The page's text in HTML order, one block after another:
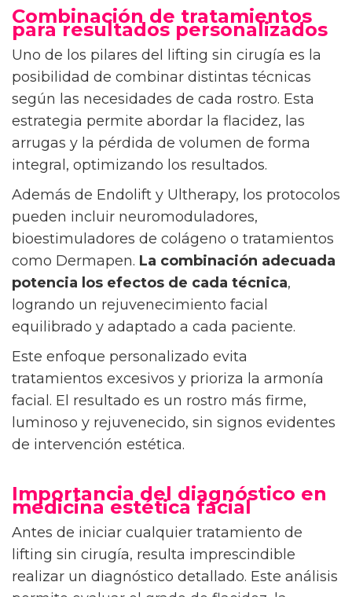
Combinación de tratamientos
para resultados personalizados
Uno de los pilares del lifting sin cirugía es la
posibilidad de combinar distintas técnicas
según las necesidades de cada rostro. Esta
estrategia permite abordar la flacidez, las
arrugas y la pérdida de volumen de forma
integral, optimizando los resultados.
Además de Endolift y Ultherapy, los protocolos
pueden incluir neuromoduladores,
bioestimuladores de colágeno o tratamientos
como Dermapen. La combinación adecuada
potencia los efectos de cada técnica,
logrando un rejuvenecimiento facial
equilibrado y adaptado a cada paciente.
Este enfoque personalizado evita
tratamientos excesivos y prioriza la armonía
facial. El resultado es un rostro más firme,
luminoso y rejuvenecido, sin signos evidentes
de intervención estética.
Importancia del diagnóstico en
medicina estética facial
Antes de iniciar cualquier tratamiento de
lifting sin cirugía, resulta imprescindible
realizar un diagnóstico detallado. Este análisis
permite evaluar el grado de flacidez, la